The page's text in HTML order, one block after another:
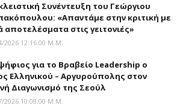
Συνέντευξη του Γεώργιου
«Απαντάμε στην κριτική με
αποτελέσματα στις γειτονιές»
2026 12:16:00 Μ.μ.
για το Bραβείο Leadership ο
Ελληνικού – Αργυρούπολης στον
Διαγωνισμό της Σεούλ
2026 10:08:00 Μ.μ.